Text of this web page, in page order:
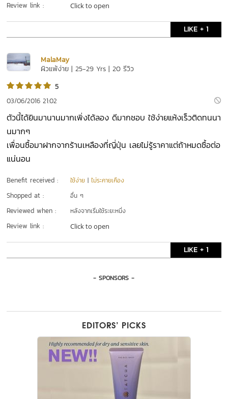
Review link : Click to open
LIKE + 1
MalaMay
ผิวแพ้ง่าย | 25-29 Yrs | 20 รีวิว
5
03/06/2016 21:02
ตัวนี้ได้ยินมานานมากเพิ่งได้ลอง ดีมากชอบ ใช้ง่ายแห้งเร็วติดทนนา
นมากๆ
เพื่อนซื้อมาฝากจากร้านเหลืองที่ญี่ปุ่น เลยไม่รู้ราคาแต่ถ้าหมดซื้อต่อ
แน่นอน
Benefit received : ใช้ง่าย |ไม่ระคายเคือง
Shopped at : อื่น ๆ
Reviewed when : หลังจากเริ่มใช้ระยะหนึ่ง
Review link : Click to open
LIKE + 1
- SPONSORS -
EDITORS’ PICKS